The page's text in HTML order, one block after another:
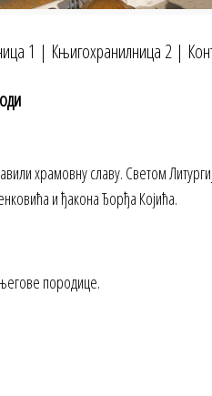
1 | Књигохранилница 2|
храмовну славу. Светом
и ђакона Ђорђа Којића.
породице.